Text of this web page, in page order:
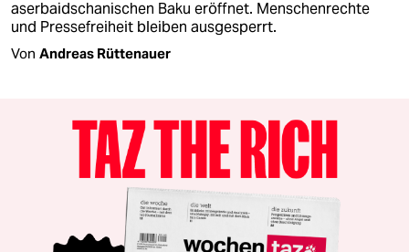
aserbaidschanischen Baku eröffnet. Menschenrechte
und Pressefreiheit bleiben ausgesperrt.
Von Andreas Rüttenauer